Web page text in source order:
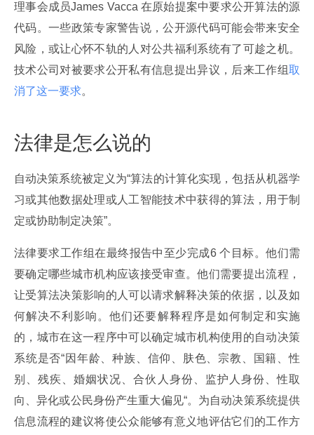
理事会成员James Vacca 在原始提案中要求公开算法的源
代码。一些政策专家警告说，公开源代码可能会带来安全
风险，或让心怀不轨的人对公共福利系统有了可趁之机。
技术公司对被要求公开私有信息提出异议，后来工作组取
消了这一要求。
法律是怎么说的
自动决策系统被定义为“算法的计算化实现，包括从机器学
习或其他数据处理或人工智能技术中获得的算法，用于制
定或协助制定决策”。
法律要求工作组在最终报告中至少完成6 个目标。他们需
要确定哪些城市机构应该接受审查。他们需要提出流程，
让受算法决策影响的人可以请求解释决策的依据，以及如
何解决不利影响。他们还要解释程序是如何制定和实施
的，城市在这一程序中可以确定城市机构使用的自动决策
系统是否“因年龄、种族、信仰、肤色、宗教、国籍、性
别、残疾、婚姻状况、合伙人身份、监护人身份、性取
向、异化或公民身份产生重大偏见“。为自动决策系统提供
信息流程的建议将使公众能够有意义地评估它们的工作方